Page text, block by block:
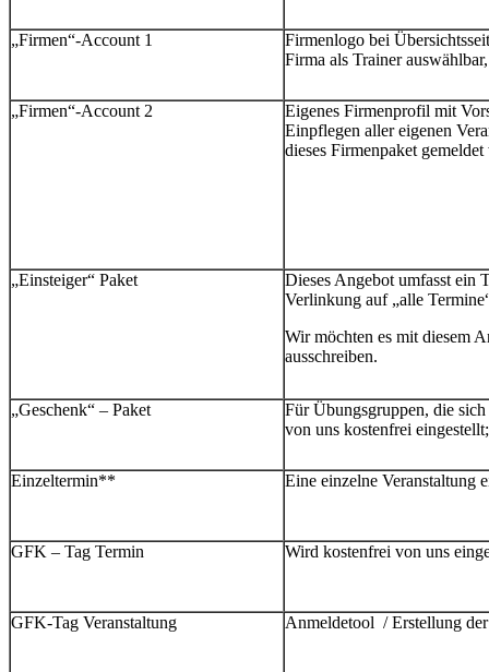
„Firmen“-Account 1
Firmenlogo bei
Firma als Trainer
„Firmen“-Account 2
Eigenes Firmenprofil mit
Einpflegen aller eigenen
dieses Firmenpaket
„Einsteiger“ Paket
Dieses Angebot umfasst ein
Verlinkung auf „alle
Wir möchten es mit diesem
ausschreiben.
„Geschenk“ – Paket
Für Übungsgruppen, die
von uns kostenfrei
Einzeltermin** Eine einzelne Veranstaltung
GFK – Tag Termin Wird kostenfrei von uns
GFK-Tag Veranstaltung Anmeldetool / Erstellung der